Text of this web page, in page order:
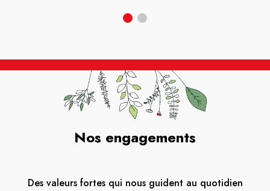
Nos engagements
Des valeurs fortes qui nous guident au quotidien